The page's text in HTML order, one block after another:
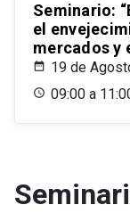
Seminario:
el
mercados y
19 de
09:00 a